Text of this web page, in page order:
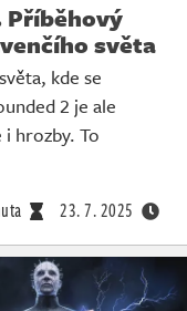
Příběhový
světa
kde se
2 je ale
hrozby. To
23. 7. 2025